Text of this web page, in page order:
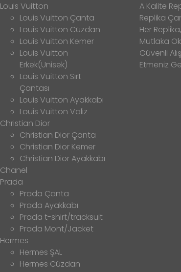
Louis Vuitton
Louis Vuitton Çanta
Louis Vuitton Cüzdan
Louis Vuitton Kemer
Louis Vuitton
Erkek(Unisek)
Louis Vuitton Sırt
Çantası
Louis Vuitton Ayakkabı
Louis Vuitton Valiz
Christian Dior
Christian Dior Çanta
Christian Dior Kemer
Christian Dior Ayakkabı
Chanel
Prada
Prada Çanta
Prada Ayakkabı
Prada t-shirt/tracksuit
Prada Mont/Jacket
Hermes
Hermes ŞAL
Hermes Cüzdan
A Kalite
Replika
Her
Mutlaka
Güvenli
Etmeniz